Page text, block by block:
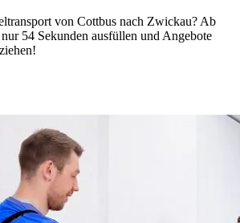
von Cottbus nach Zwickau? Ab
54 Sekunden ausfüllen und Angebote